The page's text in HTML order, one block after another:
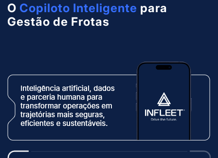
O Copiloto Inteligente para
Gestão de Frotas